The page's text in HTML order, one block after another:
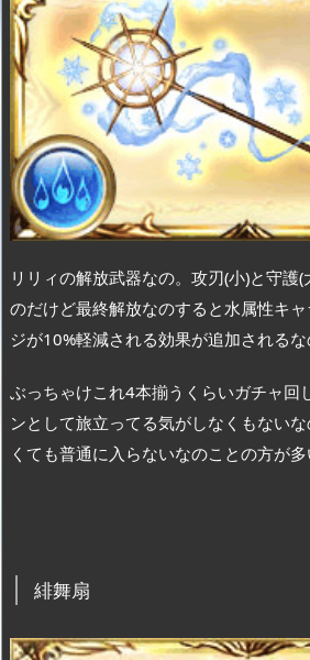
リリィの解放武器なの。攻刃(小)と守護
のだけど最終解放なのすると水属性キ
ジが10%軽減される効果が追加されるな
ぶっちゃけこれ4本揃うくらいガチャ回
ンとして旅立ってる気がしなくもない
くても普通に入らないなのことの方が多
緋舞扇